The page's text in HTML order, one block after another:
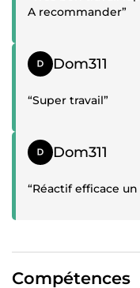
A recommander”
Témoignage positif
Dom311
“Super travail”
Témoignage positif
Dom311
“Réactif efficace
Compétences